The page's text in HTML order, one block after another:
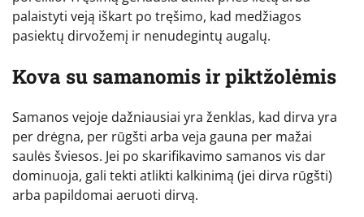
palaistyti veją iškart po tręšimo, kad medžiagos
pasiektų dirvožemį ir nenudegintų augalų.
Kova su samanomis ir piktžolėmis
Samanos vejoje dažniausiai yra ženklas, kad dirva yra
per drėgna, per rūgšti arba veja gauna per mažai
saulės šviesos. Jei po skarifikavimo samanos vis dar
dominuoja, gali tekti atlikti kalkinimą (jei dirva rūgšti)
arba papildomai aeruoti dirvą.